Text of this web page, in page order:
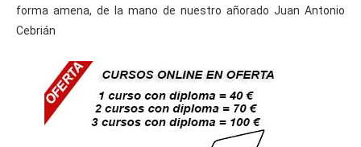
forma amena, de la mano de nuestro añorado Juan Antonio
Cebrián